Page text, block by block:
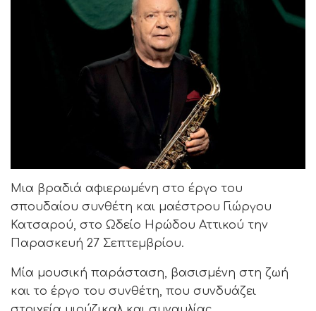
Μια βραδιά αφιερωμένη στο έργο του
σπουδαίου συνθέτη και μαέστρου Γιώργου
Κατσαρού, στο Ωδείο Ηρώδου Αττικού την
Παρασκευή 27 Σεπτεμβρίου.
Μία μουσική παράσταση, βασισμένη στη ζωή
και το έργο του συνθέτη, που συνδυάζει